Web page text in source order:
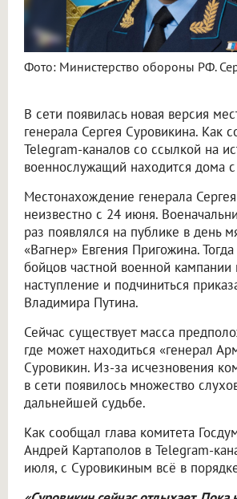
Фото: Министерство обороны РФ.
В сети появилась новая версия
генерала Сергея Суровикина. Как
Telegram-каналов со ссылкой на
военнослужащий находится дома
Местонахождение генерала
неизвестно с 24 июня.
раз появлялся на публике в день
«Вагнер» Евгения Пригожина.
бойцов частной военной кампании
наступление и подчиниться
Владимира Путина.
Сейчас существует масса
где может находиться «генерал
Суровикин. Из-за исчезновения
в сети появилось множество
дальнейшей судьбе.
Как сообщал глава комитета
Андрей Картаполов в Telegram-
июля, с Суровикиным всё в